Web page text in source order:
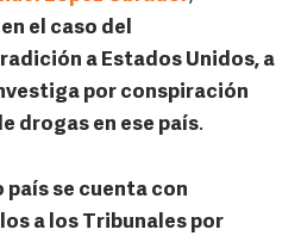
en el caso del
a Estados Unidos, a
por conspiración
drogas en ese país.
país se cuenta con
a los Tribunales por